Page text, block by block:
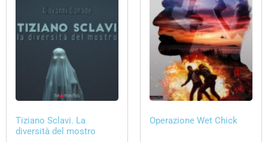
Tiziano Sclavi. La
diversità del mostro
Operazione Wet Chick